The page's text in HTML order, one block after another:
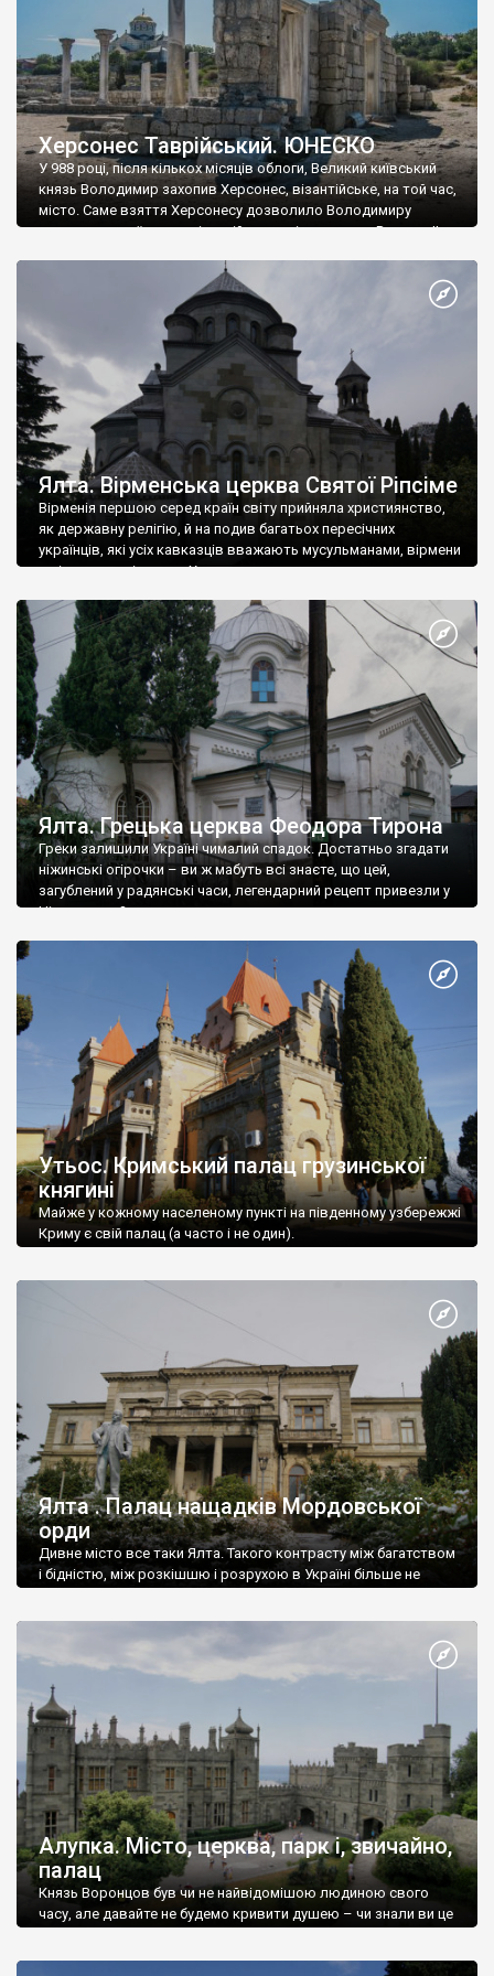
Херсонес Таврійський. ЮНЕСКО
У 988 році, після кількох місяців облоги, Великий київський
князь Володимир захопив Херсонес, візантійське, на той час,
місто. Саме взяття Херсонесу дозволило Володимиру
диктувати свої умови візантійському імператору Василю ІІ, та
Херсонесі Володимир-язичник, став Василем-християнином.
А потім було Хрещення Русі. На честь Херсонесу Таврійського
Ялта. Вірменська церква Святої Ріпсіме
Вірменія першою серед країн світу прийняла християнство,
як державну релігію, й на подив багатьох пересічних
українців, які усіх кавказців вважають мусульманами, вірмени
є відданими вірянами Христа
Ялта. Грецька церква Феодора Тирона
Греки залишили Україні чималий спадок. Достатньо згадати
ніжинські огірочки – ви ж мабуть всі знаєте, що цей,
загублений у радянські часи, легендарний рецепт привезли у
Ніжин греки?
Утьос. Кримський палац грузинської
княгині
Майже у кожному населеному пункті на південному узбережжі
Криму є свій палац (а часто і не один).
Ялта . Палац нащадків Мордовської
орди
Дивне місто все таки Ялта. Такого контрасту між багатством
і бідністю, між розкішшю і розрухою в Україні більше не
Алупка. Місто, церква, парк і, звичайно,
палац
Князь Воронцов був чи не найвідомішою людиною свого
часу, але давайте не будемо кривити душею – чи знали ви це